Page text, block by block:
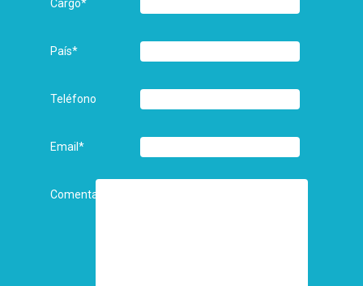
Cargo*
País*
Teléfono
Email*
Comentarios